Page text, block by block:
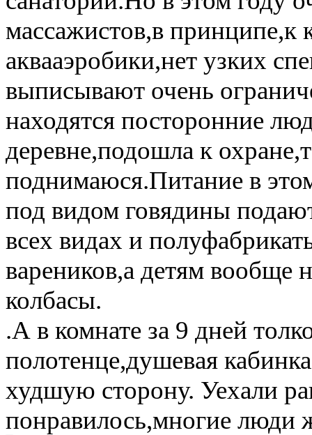
массажистов,в
аквааэробики,нет узких
выписывают очень
находятся посторонние
деревне,подошла к
поднимаюся.Питание в
под видом говядины
всех видах и
вареников,а детям вообще
колбасы.
.А в комнате за 9 дней
полотенце,душевая
худшую сторону. Уехали
понравилось,многие люди